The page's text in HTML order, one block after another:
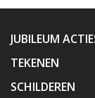
JUBILEUM
TEKENEN
SCHILDEREN